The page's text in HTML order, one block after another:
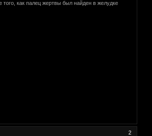
как палец жертвы был найден в желудке
2